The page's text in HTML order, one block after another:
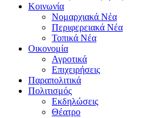
Κοινωνία
Νομαρχιακά Νέα
Περιφερειακά Νέα
Τοπικά Νέα
Οικονομία
Αγροτικά
Επιχειρήσεις
Παραπολιτικά
Πολιτισμός
Εκδηλώσεις
Θέατρο